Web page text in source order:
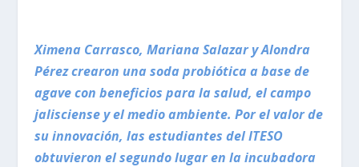
Ximena Carrasco, Mariana Salazar y Alondra
Pérez crearon una soda probiótica a base de
agave con beneficios para la salud, el campo
jalisciense y el medio ambiente. Por el valor de
su innovación, las estudiantes del ITESO
obtuvieron el segundo lugar en la incubadora